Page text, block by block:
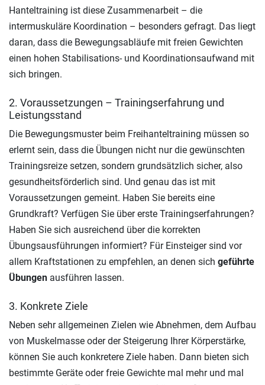
Hanteltraining ist diese Zusammenarbeit – die
intermuskuläre Koordination – besonders gefragt. Das liegt
daran, dass die Bewegungsabläufe mit freien Gewichten
einen hohen Stabilisations- und Koordinationsaufwand mit
sich bringen.
2. Voraussetzungen – Trainingserfahrung und
Leistungsstand
Die Bewegungsmuster beim Freihanteltraining müssen so
erlernt sein, dass die Übungen nicht nur die gewünschten
Trainingsreize setzen, sondern grundsätzlich sicher, also
gesundheitsförderlich sind. Und genau das ist mit
Voraussetzungen gemeint. Haben Sie bereits eine
Grundkraft? Verfügen Sie über erste Trainingserfahrungen?
Haben Sie sich ausreichend über die korrekten
Übungsausführungen informiert? Für Einsteiger sind vor
allem Kraftstationen zu empfehlen, an denen sich geführte
Übungen ausführen lassen.
3. Konkrete Ziele
Neben sehr allgemeinen Zielen wie Abnehmen, dem Aufbau
von Muskelmasse oder der Steigerung Ihrer Körperstärke,
können Sie auch konkretere Ziele haben. Dann bieten sich
bestimmte Geräte oder freie Gewichte mal mehr und mal